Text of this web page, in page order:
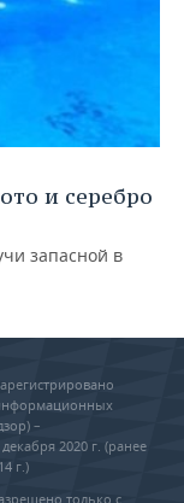
и серебро
запасной в
–
2020 г. (ранее
г.)
только с